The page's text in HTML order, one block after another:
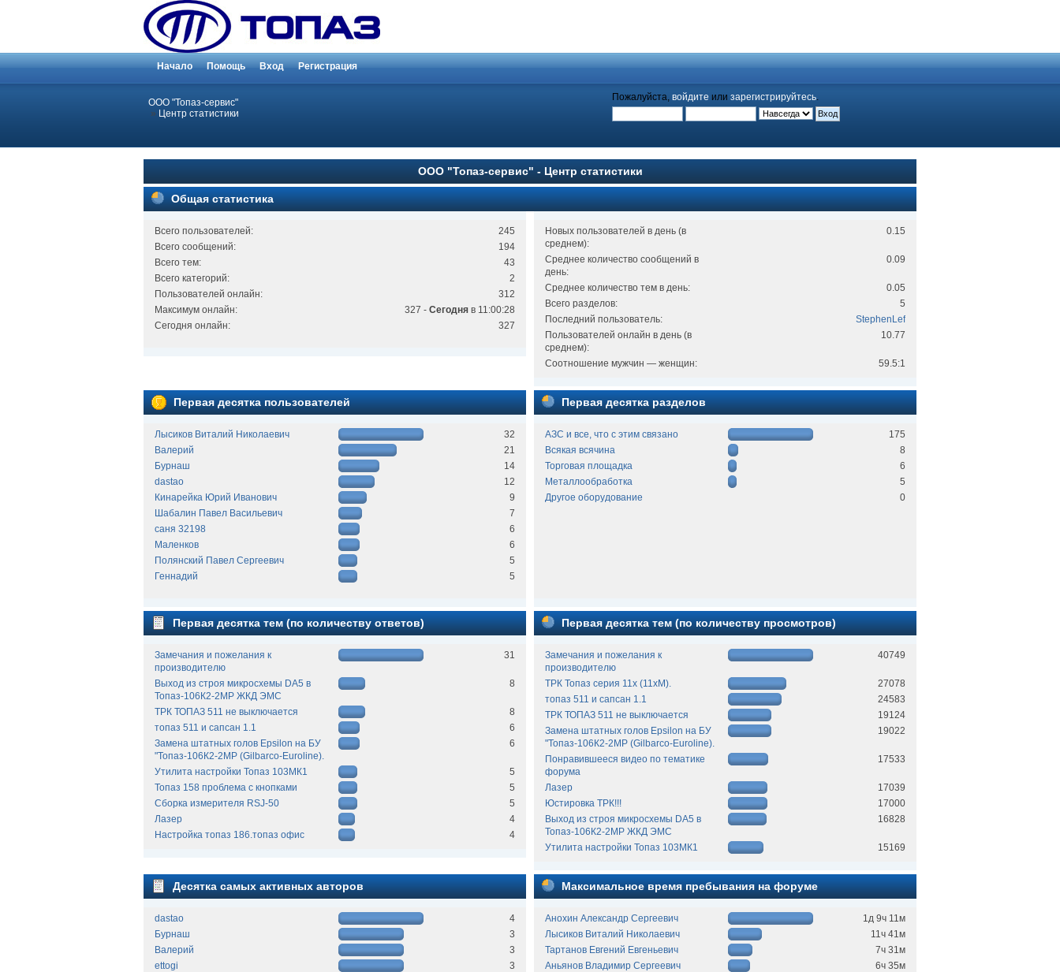
Начало Помощь Вход Регистрация
ООО "Топаз-сервис"
» Центр статистики
Пожалуйста, войдите или зарегистрируйтесь.
ООО "Топаз-сервис" - Центр статистики
Общая статистика
Всего пользователей:
245
Всего сообщений:
194
Всего тем:
43
Всего категорий:
2
Пользователей онлайн:
312
Максимум онлайн:
327 - Сегодняв 11:00:28
Сегодня онлайн:
327
Новых пользователей в день (в
среднем):
0.15
Среднее количество сообщений в
день:
0.09
Среднее количество тем в день:
0.05
Всего разделов:
5
Последний пользователь:
StephenLef
Пользователей онлайн в день (в
среднем):
10.77
Соотношение мужчин — женщин: 59.5:1
Первая десятка пользователей
Лысиков Виталий Николаевич
32
Валерий
21
Бурнаш
14
dastao
12
Кинарейка Юрий Иванович
9
Шабалин Павел Васильевич
7
саня 32198
6
Маленков
6
Полянский Павел Сергеевич
5
Геннадий
5
Первая десятка разделов
АЗС и все, что с этим связано
175
Всякая всячина
8
Торговая площадка
6
Металлообработка
5
Другое оборудование
0
Первая десятка тем (по количеству ответов)
Замечания и пожелания к
производителю
31
Выход из строя микросхемы DA5 в
Топаз-106К2-2МР ЖКД ЭМС
8
ТРК ТОПАЗ 511 не выключается
8
топаз 511 и сапсан 1.1
6
Замена штатных голов Epsilon на БУ
"Топаз-106К2-2МР (Gilbarco-Euroline).
6
Утилита настройки Топаз 103МК1
5
Топаз 158 проблема с кнопками
5
Сборка измерителя RSJ-50
5
Лазер
4
Настройка топаз 186.топаз офис
4
Первая десятка тем (по количеству просмотров)
Замечания и пожелания к
производителю
40749
ТРК Топаз серия 11х (11хМ).
27078
топаз 511 и сапсан 1.1
24583
ТРК ТОПАЗ 511 не выключается
19124
Замена штатных голов Epsilon на БУ
"Топаз-106К2-2МР (Gilbarco-Euroline).
19022
Понравившееся видео по тематике
форума
17533
Лазер
17039
Юстировка ТРК!!!
17000
Выход из строя микросхемы DA5 в
Топаз-106К2-2МР ЖКД ЭМС
16828
Утилита настройки Топаз 103МК1 15169
Десятка самых активных авторов
dastao
4
Бурнаш
3
Валерий
3
ettogi
3
Максимальное время пребывания на форуме
Анохин Александр Сергеевич
1д 9ч 11м
Лысиков Виталий Николаевич
11ч 41м
Тартанов Евгений Евгеньевич
7ч 31м
Аньянов Владимир Сергеевич
6ч 35м